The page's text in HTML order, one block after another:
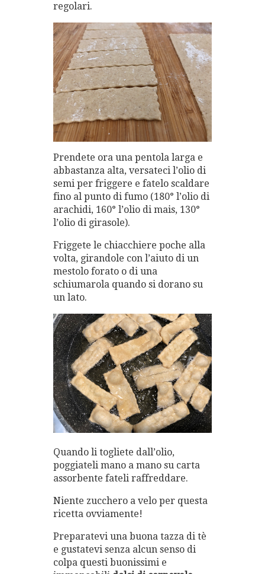
regolari.
Prendete ora una pentola larga e
abbastanza alta, versateci l’olio di
semi per friggere e fatelo scaldare
fino al punto di fumo (180° l’olio di
arachidi, 160° l’olio di mais, 130°
l’olio di girasole).
Friggete le chiacchiere poche alla
volta, girandole con l’aiuto di un
mestolo forato o di una
schiumarola quando si dorano su
un lato.
Quando li togliete dall’olio,
poggiateli mano a mano su carta
assorbente fateli raffreddare.
Niente zucchero a velo per questa
ricetta ovviamente!
Preparatevi una buona tazza di tè
e gustatevi senza alcun senso di
colpa questi buonissimi e